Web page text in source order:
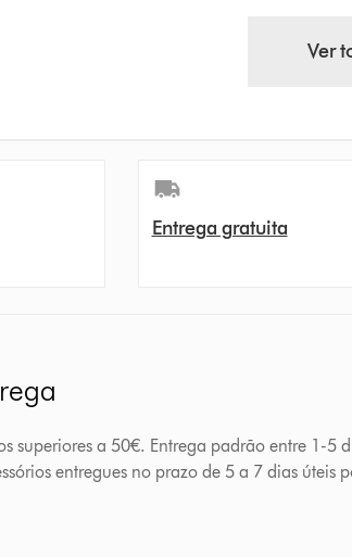
Ver
Entrega gratuita
superiores a 50€. Entrega padrão entre 1-5
entregues no prazo de 5 a 7 dias úteis